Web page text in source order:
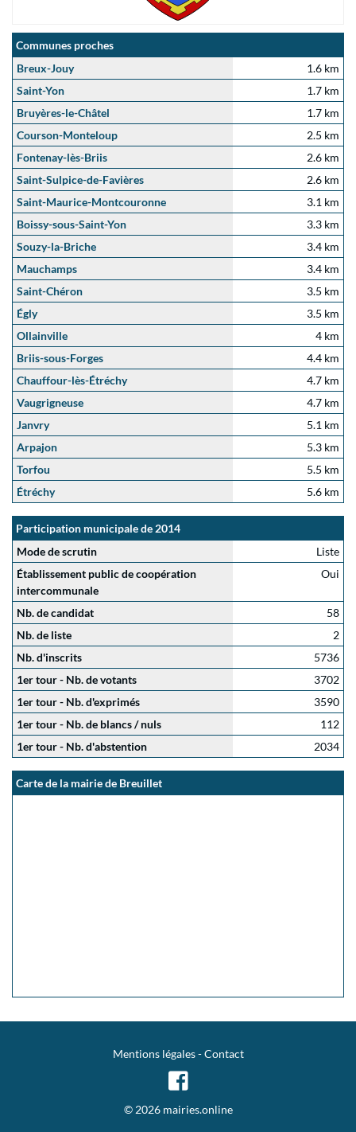
Communes proches
Breux-Jouy
1.6 km
Saint-Yon
1.7 km
Bruyères-le-Châtel
1.7 km
Courson-Monteloup
2.5 km
Fontenay-lès-Briis
2.6 km
Saint-Sulpice-de-Favières
2.6 km
Saint-Maurice-Montcouronne
3.1 km
Boissy-sous-Saint-Yon
3.3 km
Souzy-la-Briche
3.4 km
Mauchamps
3.4 km
Saint-Chéron
3.5 km
Égly
3.5 km
Ollainville
4 km
Briis-sous-Forges
4.4 km
Chauffour-lès-Étréchy
4.7 km
Vaugrigneuse
4.7 km
Janvry
5.1 km
Arpajon
5.3 km
Torfou
5.5 km
Étréchy
5.6 km
Participation municipale de 2014
Mode de scrutin
Liste
Établissement public de coopération
intercommunale
Oui
Nb. de candidat
58
Nb. de liste
2
Nb. d'inscrits
5736
1er tour - Nb. de votants
3702
1er tour - Nb. d'exprimés
3590
1er tour - Nb. de blancs / nuls
112
1er tour - Nb. d'abstention
2034
Carte de la mairie de Breuillet
Mentions légales-Contact
© 2026 mairies.online